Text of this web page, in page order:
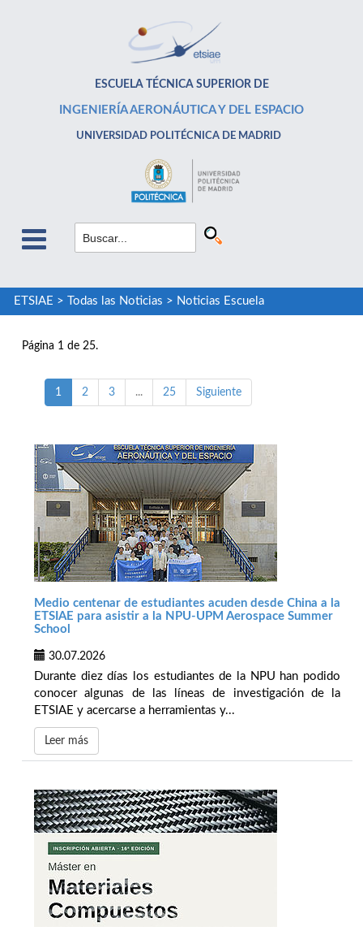
ESCUELA TÉCNICA SUPERIOR DE
INGENIERÍA AERONÁUTICA Y DEL ESPACIO
UNIVERSIDAD POLITÉCNICA DE MADRID
ETSIAE > Todas las Noticias > Noticias Escuela
Página 1 de 25.
1 2 3 ... 25 Siguiente
Medio centenar de estudiantes acuden desde China a la
ETSIAE para asistir a la NPU-UPM Aerospace Summer
School
30.07.2026
Durante diez días los estudiantes de la NPU han podido
conocer algunas de las líneas de investigación de la
ETSIAE y acercarse a herramientas y...
Leer más